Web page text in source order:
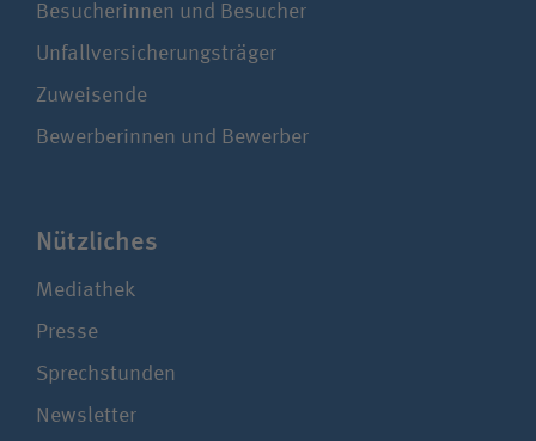
Besucherinnen und Besucher
Unfallversicherungsträger
Zuweisende
Bewerberinnen und Bewerber
Nützliches
Mediathek
Presse
Sprechstunden
Newsletter